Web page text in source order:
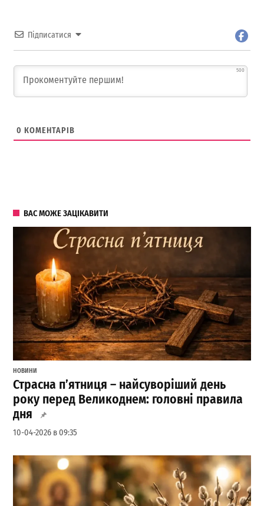
Підписатися
500
0 КОМЕНТАРІВ
ВАС МОЖЕ ЗАЦІКАВИТИ
НОВИНИ
Страсна п’ятниця – найсуворіший день
року перед Великоднем: головні правила
дня
10-04-2026 в 09:35